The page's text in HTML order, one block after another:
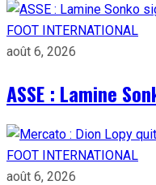
FOOT INTERNATIONAL
août 6, 2026
ASSE : Lamine
FOOT INTERNATIONAL
août 6, 2026